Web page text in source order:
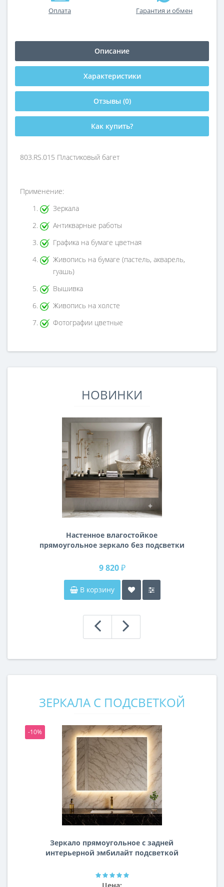
Оплата Гарантия и обмен
Описание
Характеристики
Отзывы (0)
Как купить?
803.RS.015 Пластиковый багет
Применение:
Зеркала
Антикварные работы
Графика на бумаге цветная
Живопись на бумаге (пастель, акварель,
гуашь)
Вышивка
Живопись на холсте
Фотографии цветные
НОВИНКИ
Настенное влагостойкое
прямоугольное зеркало без подсветки
9 820 ₽
В корзину
ЗЕРКАЛА С ПОДСВЕТКОЙ
-10%
Зеркало прямоугольное с задней
интерьерной эмбилайт подсветкой